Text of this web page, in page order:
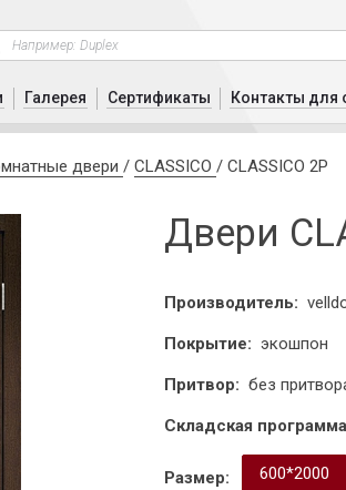
Галерея Сертификаты Контакты для
двери / CLASSICO / CLASSICO 2P
Двери
Производитель:
Покрытие: экошпон
Притвор: без
Складская
Размер: 600*2000